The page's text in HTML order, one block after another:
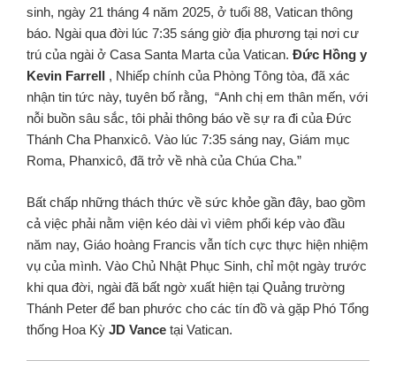
sinh, ngày 21 tháng 4 năm 2025, ở tuổi 88, Vatican thông
báo. Ngài qua đời lúc 7:35 sáng giờ địa phương tại nơi cư
trú của ngài ở Casa Santa Marta của Vatican. Đức Hồng y
Kevin Farrell , Nhiếp chính của Phòng Tông tòa, đã xác
nhận tin tức này, tuyên bố rằng, “Anh chị em thân mến, với
nỗi buồn sâu sắc, tôi phải thông báo về sự ra đi của Đức
Thánh Cha Phanxicô. Vào lúc 7:35 sáng nay, Giám mục
Roma, Phanxicô, đã trở về nhà của Chúa Cha.”
Bất chấp những thách thức về sức khỏe gần đây, bao gồm
cả việc phải nằm viện kéo dài vì viêm phổi kép vào đầu
năm nay, Giáo hoàng Francis vẫn tích cực thực hiện nhiệm
vụ của mình. Vào Chủ Nhật Phục Sinh, chỉ một ngày trước
khi qua đời, ngài đã bất ngờ xuất hiện tại Quảng trường
Thánh Peter để ban phước cho các tín đồ và gặp Phó Tổng
thống Hoa Kỳ JD Vance tại Vatican.